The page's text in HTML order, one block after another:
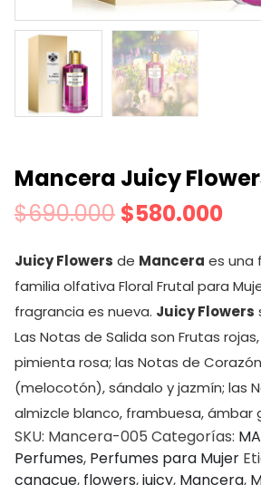
Mancera Juicy
$690.000 $580.000
Juicy Flowers de Mancera es una
familia olfativa Floral Frutal para
fragrancia es nueva. Juicy Flowers
Las Notas de Salida son Frutas
pimienta rosa; las Notas de
(melocotón), sándalo y jazmín; las
almizcle blanco, frambuesa, ámbar
SKU: Mancera-005 Categorías:
Perfumes, Perfumes para Mujer
canacue, flowers,juicy, Mancera,